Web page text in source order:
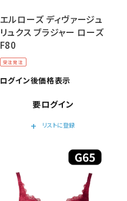
受注発注
エルローズ ディヴァージュ
リュクス ブラジャー ローズ
F80
ログイン後価格表示
要ログイン
add
リストに登録